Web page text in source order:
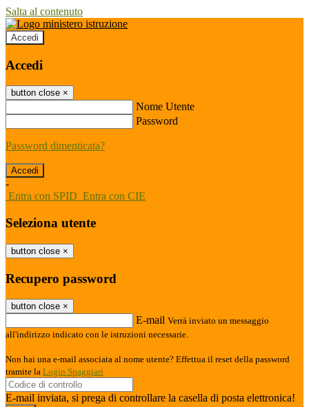
Salta al contenuto
Accedi
Accedi
button close ×
Nome Utente
Password
Password dimenticata?
-
Entra con SPID Entra con CIE
Seleziona utente
button close ×
Recupero password
button close ×
E-mail Verrà inviato un messaggio
all'indirizzo indicato con le istruzioni necessarie.
Non hai una e-mail associata al nome utente? Effettua il reset della password
tramite la Login Spaggiari
E-mail inviata, si prega di controllare la casella di posta elettronica!